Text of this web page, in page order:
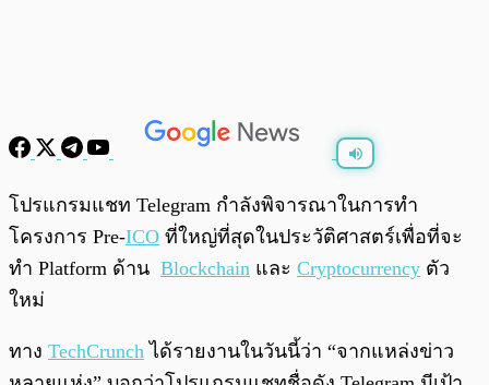
/
โปรแกรมแชท Telegram กำลังพิจารณาในการทำ
โครงการ Pre-ICO ที่ใหญ่ที่สุดในประวัติศาสตร์เพื่อที่จะ
ทำ Platform ด้าน Blockchain และ Cryptocurrency ตัว
ใหม่
ทาง TechCrunch ได้รายงานในวันนี้ว่า “จากแหล่งข่าว